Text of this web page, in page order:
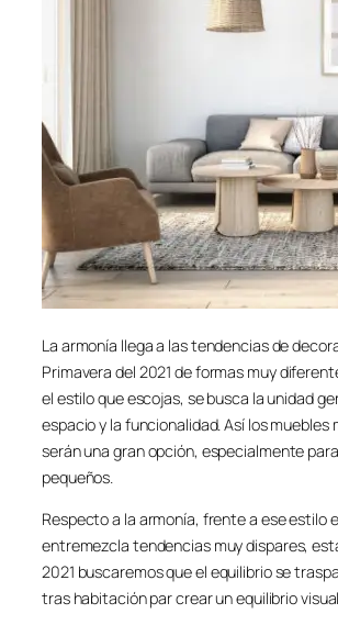
La armonía llega a las tendencias de
Primavera del 2021 de formas muy
el estilo que escojas, se busca la unidad
espacio y la funcionalidad. Así los
serán una gran opción, especialmente
pequeños.
Respecto a la armonía, frente a ese estilo
entremezcla tendencias muy dispares,
2021 buscaremos que el equilibrio se
tras habitación par crear un equilibrio